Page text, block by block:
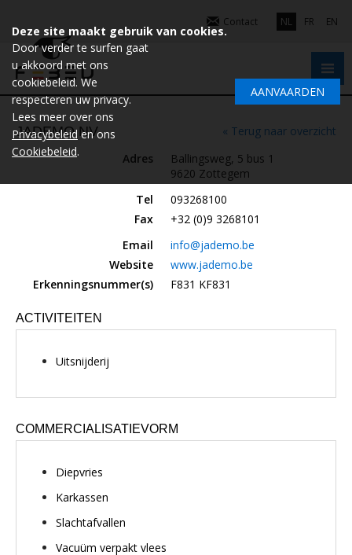
Contact NL FR EN
« Terug naar overzicht
JADEMO NV
Adres
Ballingsweg, 5 bus 1
9620 Zottegem
Tel
093268100
Fax
+32 (0)9 3268101
Email
info@jademo.be
Website
www.jademo.be
Erkenningsnummer(s)
F831 KF831
ACTIVITEITEN
Uitsnijderij
COMMERCIALISATIEVORM
Diepvries
Karkassen
Slachtafvallen
Vacuüm verpakt vlees
Deze site maakt gebruik van cookies.
Door verder te surfen gaat
u akkoord met ons
cookiebeleid. We
respecteren uw privacy.
Lees meer over ons
Privacybeleid en ons
Cookiebeleid.
AANVAARDEN